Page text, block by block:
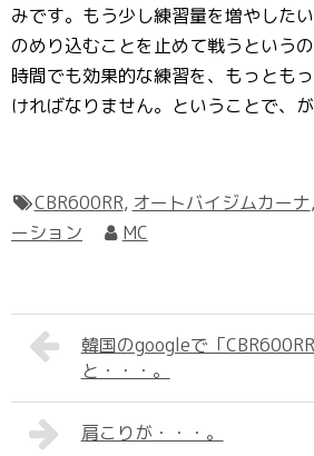
みです。もう少し練習量を増やした
のめり込むことを止めて戦うという
時間でも効果的な練習を、もっとも
ければなりません。ということで、が
CBR600RR, オートバイジムカーナ,
ーション
MC
韓国のgoogleで「
と・・・。
肩こりが・・・。